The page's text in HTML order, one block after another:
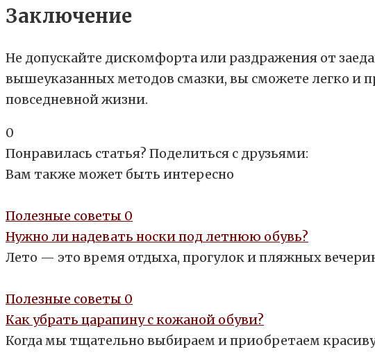
Заключение
Не допускайте дискомфорта или раздражения от
вышеуказанных методов смазки, вы сможете легко и
повседневной жизни.
0
Понравилась статья? Поделиться с друзьями:
Вам также может быть интересно
Полезные советы 0
Нужно ли надевать носки под летнюю обувь?
Лето — это время отдыха, прогулок и пляжных
Полезные советы 0
Как убрать царапину с кожаной обуви?
Когда мы тщательно выбираем и приобретаем